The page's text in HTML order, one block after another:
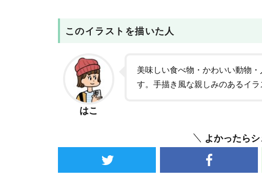
このイラストを描いた人
はこ
美味しい食べ物・かわいい動物
す。手描き風な親しみのあるイラ
よかったらシ